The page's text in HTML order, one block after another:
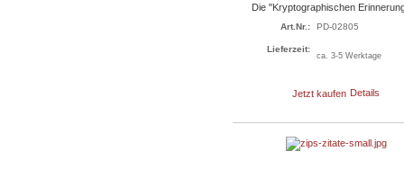
Die "Kryptographischen
Art.Nr.: PD-02805
Lieferzeit:
ca. 3-5 Werktage
Jetzt kaufen Details